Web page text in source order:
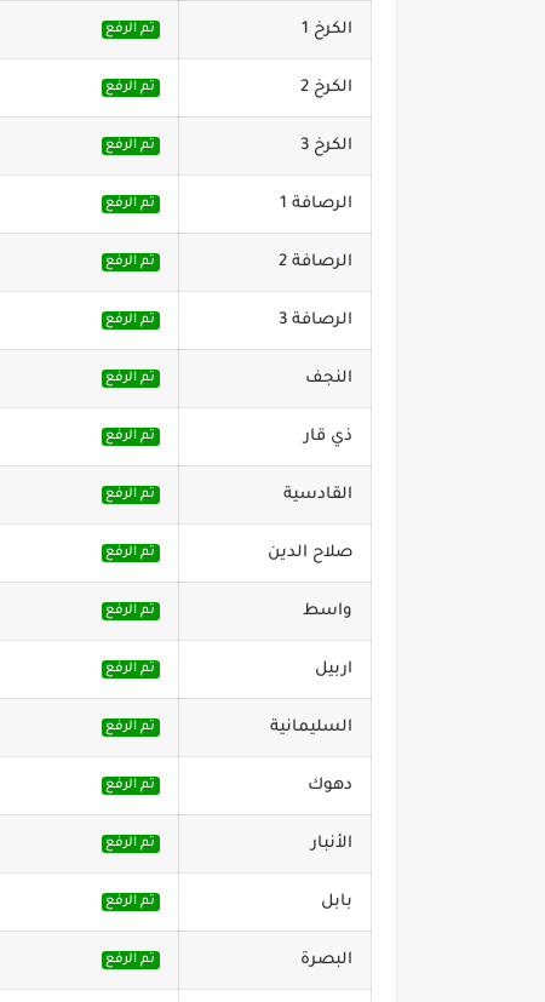
الكرخ 1 تم الرفع
الكرخ 2 تم الرفع
الكرخ 3 تم الرفع
الرصافة 1 تم الرفع
الرصافة 2 تم الرفع
الرصافة 3 تم الرفع
النجف تم الرفع
ذي قار تم الرفع
القادسية تم الرفع
صلاح الدين تم الرفع
واسط تم الرفع
اربيل تم الرفع
السليمانية تم الرفع
دهوك تم الرفع
الأنبار تم الرفع
بابل تم الرفع
البصرة تم الرفع